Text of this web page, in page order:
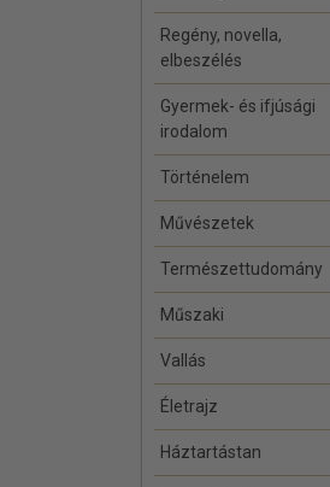
Regény, novella,
elbeszélés
Gyermek- és ifjúsági
irodalom
Történelem
Művészetek
Természettudomány
Műszaki
Vallás
Életrajz
Háztartástan